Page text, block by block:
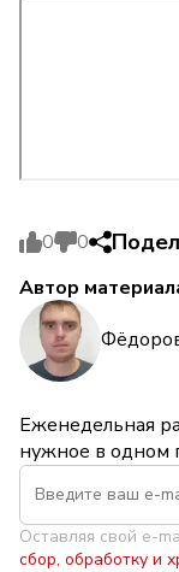
0 0
Автор
Еженедельная
нужное в одном
Оставляя свой e-
сбор, обработку и